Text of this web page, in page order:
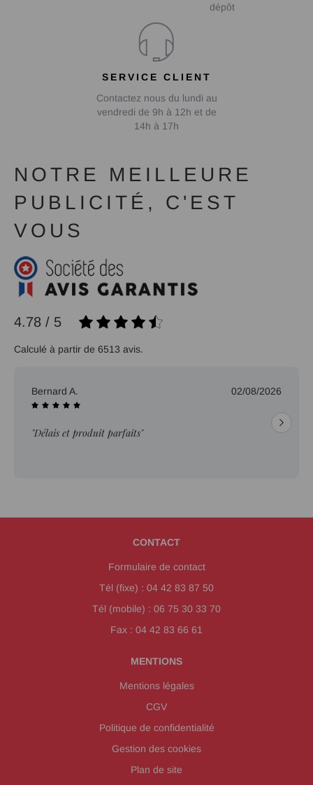
dépôt
SERVICE CLIENT
Contactez nous du lundi au
vendredi de 9h à 12h et de
14h à 17h
NOTRE MEILLEURE
PUBLICITÉ, C'EST
VOUS
4.78 / 5
Calculé à partir de 6513 avis.
Bernard A. 02/08/2026
"Délais et produit parfaits"
CONTACT
Formulaire de contact
Tél (fixe) : 04 42 83 87 50
Tél (mobile) : 06 75 30 33 70
Fax : 04 42 83 66 61
MENTIONS
Mentions légales
CGV
Politique de confidentialité
Gestion des cookies
Plan de site